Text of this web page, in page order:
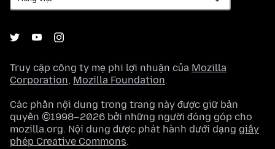
Truy cập công ty mẹ phi lợi nhuận của Mozilla
Corporation, Mozilla Foundation.
Các phần nội dung trong trang này được giữ bản
quyền ©1998–2026 bởi những người đóng góp cho
mozilla.org. Nội dung được phát hành dưới dạng giấy
phép Creative Commons.